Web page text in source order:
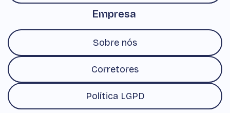
Empresa
Sobre nós
Corretores
Política LGPD